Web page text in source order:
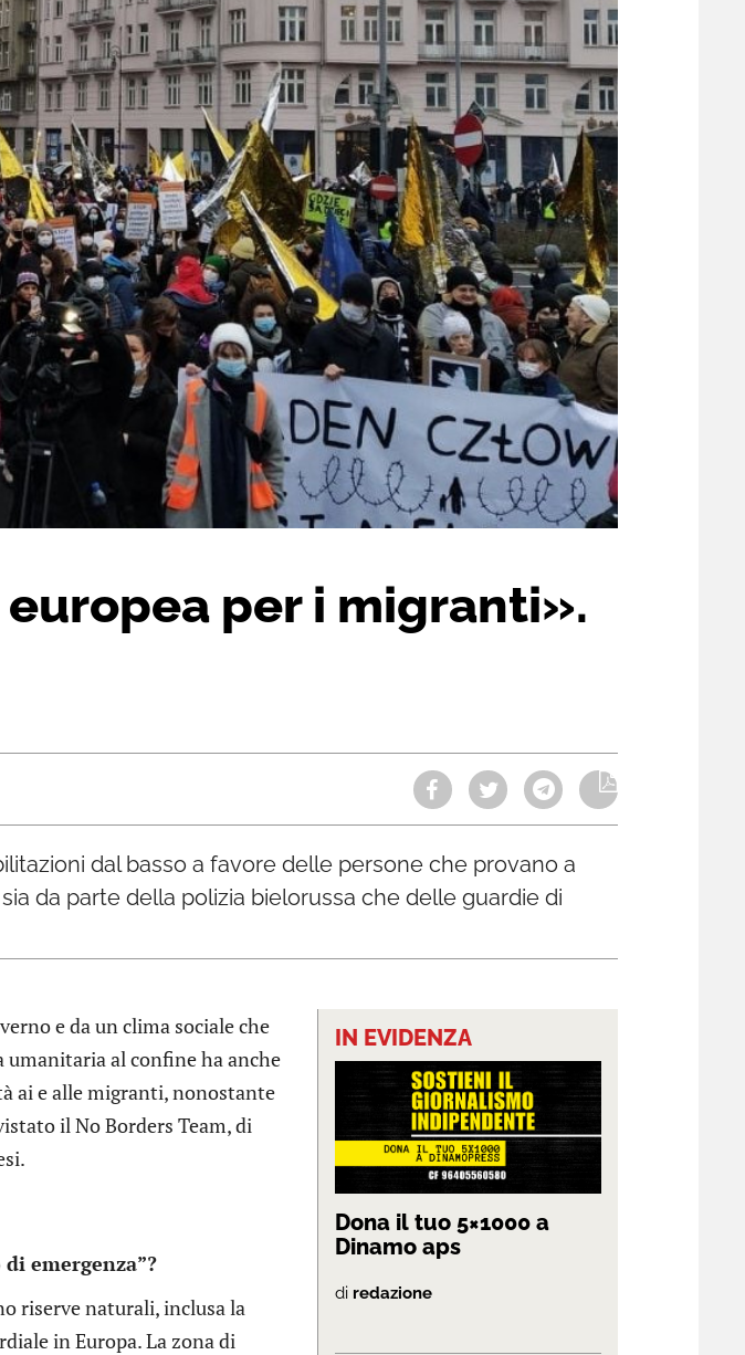
per i migranti».
dal basso a favore delle persone che provano a
da parte della polizia bielorussa che delle guardie di
e da un clima sociale che
umanitaria al confine ha anche
ai e alle migranti, nonostante
il No Borders Team, di
emergenza”?
riserve naturali, inclusa la
in Europa. La zona di
IN EVIDENZA
Dona il tuo 5×1000 a
Dinamo aps
di redazione